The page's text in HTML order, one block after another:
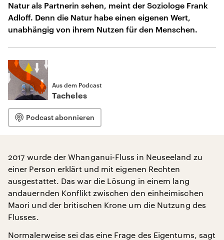
Natur als Partnerin sehen, meint der Soziologe Frank
Adloff. Denn die Natur habe einen eigenen Wert,
unabhängig von ihrem Nutzen für den Menschen.
Aus dem Podcast
Tacheles
Podcast abonnieren
2017 wurde der Whanganui-Fluss in Neuseeland zu
einer Person erklärt und mit eigenen Rechten
ausgestattet. Das war die Lösung in einem lang
andauernden Konflikt zwischen den einheimischen
Maori und der britischen Krone um die Nutzung des
Flusses.
Normalerweise sei das eine Frage des Eigentums, sagt